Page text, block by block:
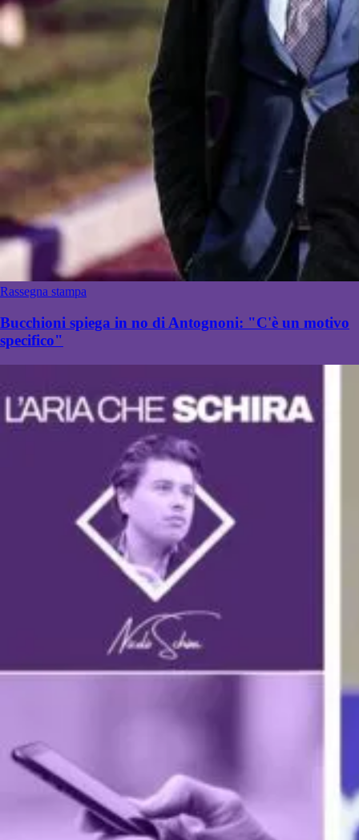
Rassegna stampa
Bucchioni spiega in no di Antognoni: "C'è un motivo
specifico"